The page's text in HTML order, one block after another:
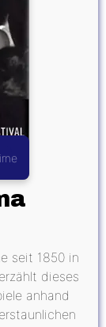
seit 1850 in
dieses
anhand